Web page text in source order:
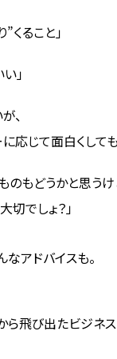
くること」
」
、
応じて面白くしても
のもどうかと思うけ
でしょ？」
なアドバイスも。
ら飛び出たビジネ